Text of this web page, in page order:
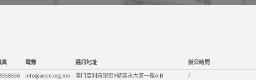
真 電郵 通訊地址 辦公時間
info@aecm.org.mo 澳門亞利鴉架街9號容永大廈一樓A,B /